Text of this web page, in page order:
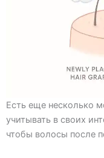
Есть еще несколько
учитывать в своих
чтобы волосы после